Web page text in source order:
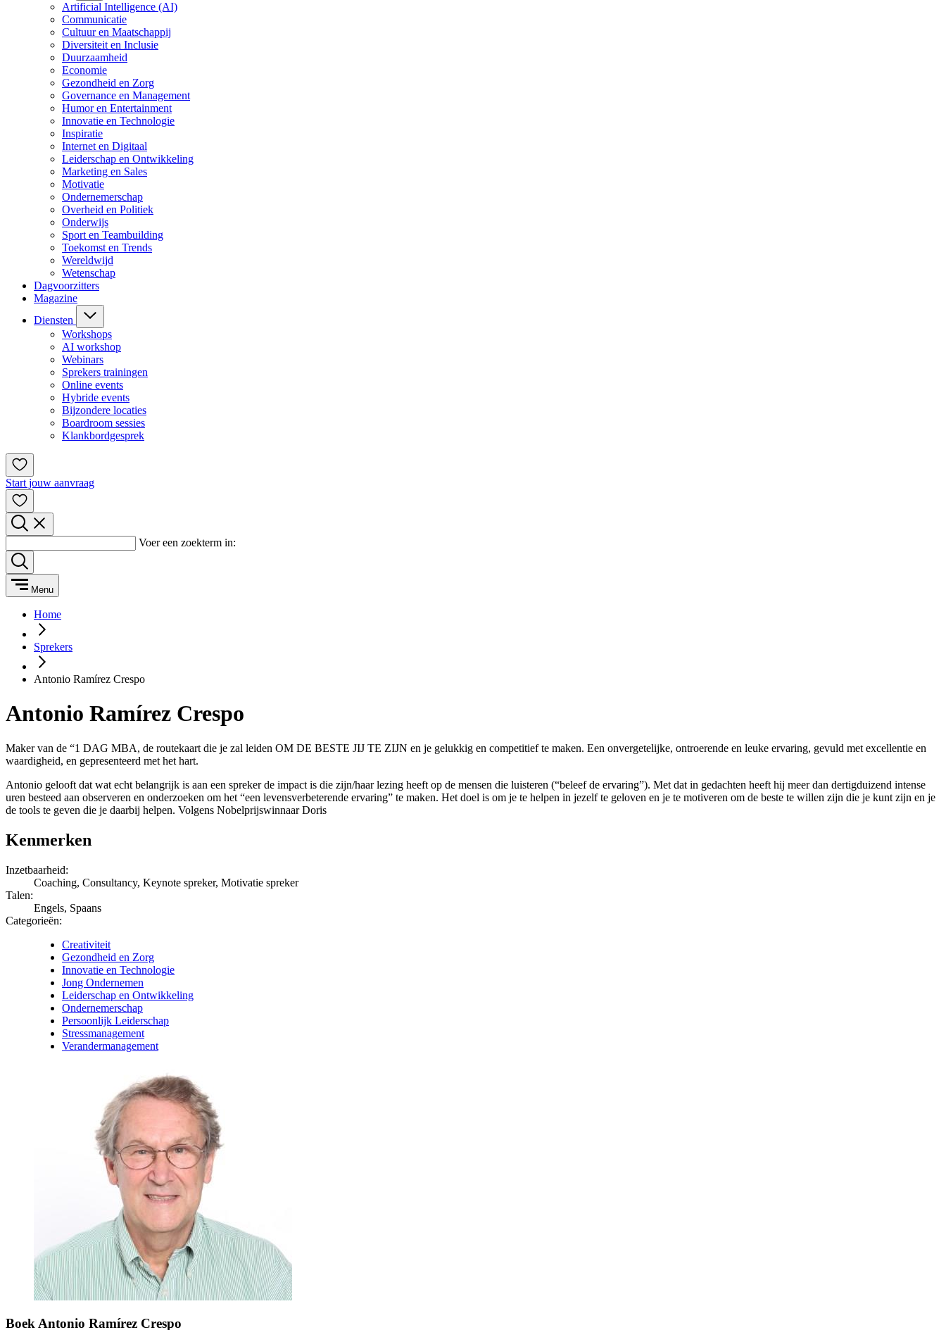
Artificial Intelligence (AI)
Communicatie
Cultuur en Maatschappij
Diversiteit en Inclusie
Duurzaamheid
Economie
Gezondheid en Zorg
Governance en Management
Humor en Entertainment
Innovatie en Technologie
Inspiratie
Internet en Digitaal
Leiderschap en Ontwikkeling
Marketing en Sales
Motivatie
Ondernemerschap
Overheid en Politiek
Onderwijs
Sport en Teambuilding
Toekomst en Trends
Wereldwijd
Wetenschap
Dagvoorzitters
Magazine
Diensten
Workshops
AI workshop
Webinars
Sprekers trainingen
Online events
Hybride events
Bijzondere locaties
Boardroom sessies
Klankbordgesprek
Start jouw aanvraag
Voer een zoekterm in:
Menu
Home
Sprekers
Antonio Ramírez Crespo
Antonio Ramírez Crespo
Maker van de “1 DAG MBA, de routekaart die je zal leiden OM DE BESTE JIJ TE ZIJN en je gelukkig en competitief te maken. Een onvergetelijke, ontroerende en leuke ervaring, gevuld met excellentie en
waardigheid, en gepresenteerd met het hart.
Antonio gelooft dat wat echt belangrijk is aan een spreker de impact is die zijn/haar lezing heeft op de mensen die luisteren (“beleef de ervaring”). Met dat in gedachten heeft hij meer dan dertigduizend intense
uren besteed aan observeren en onderzoeken om het “een levensverbeterende ervaring” te maken. Het doel is om je te helpen in jezelf te geloven en je te motiveren om de beste te willen zijn die je kunt zijn en je
de tools te geven die je daarbij helpen. Volgens Nobelprijswinnaar Doris
Kenmerken
Inzetbaarheid:
Coaching, Consultancy, Keynote spreker, Motivatie spreker
Talen:
Engels, Spaans
Categorieën:
Creativiteit
Gezondheid en Zorg
Innovatie en Technologie
Jong Ondernemen
Leiderschap en Ontwikkeling
Ondernemerschap
Persoonlijk Leiderschap
Stressmanagement
Verandermanagement
Boek Antonio Ramírez Crespo